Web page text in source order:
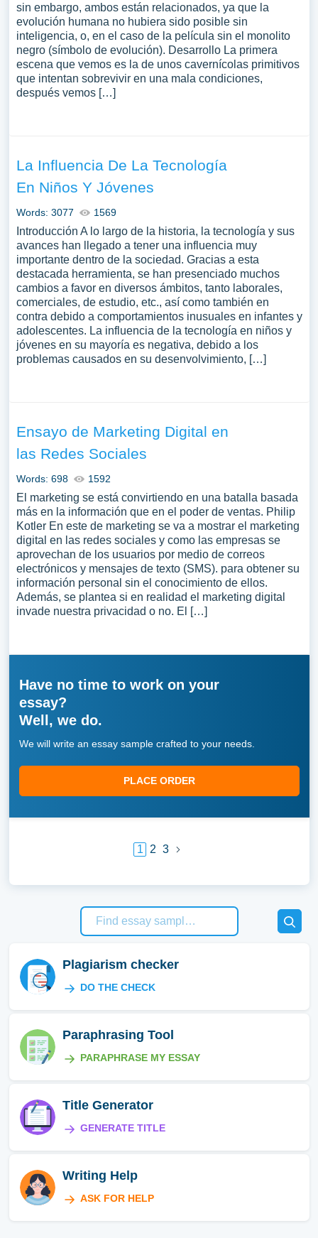
sin embargo, ambos están relacionados, ya que la
evolución humana no hubiera sido posible sin
inteligencia, o, en el caso de la película sin el monolito
negro (símbolo de evolución). Desarrollo La primera
escena que vemos es la de unos cavernícolas primitivos
que intentan sobrevivir en una mala condiciones,
después vemos […]
La Influencia De La Tecnología
En Niños Y Jóvenes
Words: 3077 1569
Introducción A lo largo de la historia, la tecnología y sus
avances han llegado a tener una influencia muy
importante dentro de la sociedad. Gracias a esta
destacada herramienta, se han presenciado muchos
cambios a favor en diversos ámbitos, tanto laborales,
comerciales, de estudio, etc., así como también en
contra debido a comportamientos inusuales en infantes y
adolescentes. La influencia de la tecnología en niños y
jóvenes en su mayoría es negativa, debido a los
problemas causados en su desenvolvimiento, […]
Ensayo de Marketing Digital en
las Redes Sociales
Words: 698 1592
El marketing se está convirtiendo en una batalla basada
más en la información que en el poder de ventas. Philip
Kotler En este de marketing se va a mostrar el marketing
digital en las redes sociales y como las empresas se
aprovechan de los usuarios por medio de correos
electrónicos y mensajes de texto (SMS). para obtener su
información personal sin el conocimiento de ellos.
Además, se plantea si en realidad el marketing digital
invade nuestra privacidad o no. El […]
Have no time to work on your
essay?
Well, we do.
We will write an essay sample crafted to your needs.
PLACE ORDER
1 2 3
Plagiarism checker
DO THE CHECK
Paraphrasing Tool
PARAPHRASE MY ESSAY
Title Generator
GENERATE TITLE
Writing Help
ASK FOR HELP